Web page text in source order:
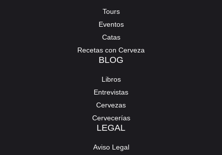
Tours
Eventos
Catas
Recetas con Cerveza
BLOG
Libros
Entrevistas
Cervezas
Cervecerías
LEGAL
Aviso Legal